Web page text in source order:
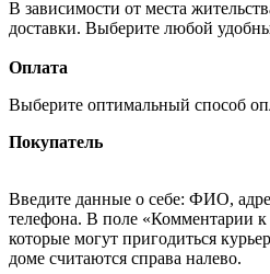
В зависимости от места
доставки. Выберите любой
Оплата
Выберите оптимальный способ
Покупатель
Введите данные о себе: ФИО,
телефона. В поле «Комментарии к
которые могут пригодиться
доме считаются справа налево.